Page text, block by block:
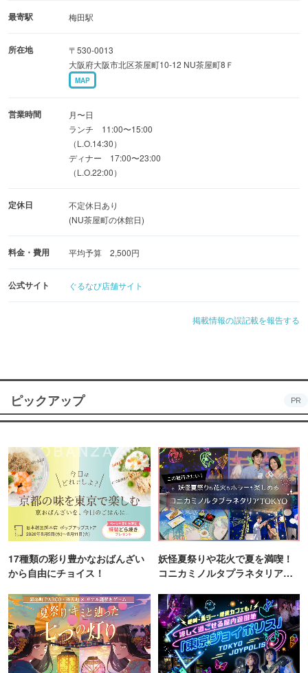
着いたインテリア
ゆったりとしたテーブル席や、カーテンで仕切れる半個室
もご用意しております。
デートはもちろん、友人との集まりや宴会など幅広いシー
ンにご利用頂けます。
最寄駅 梅田駅
所在地
〒530-0013
大阪府大阪市北区茶屋町10-12 NU茶屋町8Ｆ
MAP
営業時間
月〜日
ランチ 11:00〜15:00
（L.O.14:30）
ディナー 17:00〜23:00
（L.O.22:00）
定休日
不定休日あり
(NU茶屋町の休館日)
料金・費用 平均予算 2,500円
公式サイト ぐるなび店舗サイト
掲載情報の誤記載を報告する
ピックアップ PR
17種類の彩り豊かなおばんざい
から自由にチョイス！
妖怪夏祭りや花火で夏を満喫！
コニカミノルタプラネタリア